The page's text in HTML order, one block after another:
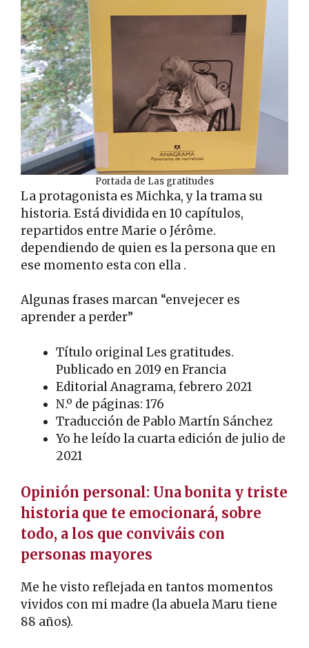
Portada de Las gratitudes
La protagonista es Michka, y la trama su
historia. Está dividida en 10 capítulos,
repartidos entre Marie o Jérôme.
dependiendo de quien es la persona que en
ese momento esta con ella .
Algunas frases marcan “envejecer es
aprender a perder”
Título original Les gratitudes.
Publicado en 2019 en Francia
Editorial Anagrama, febrero 2021
N.º de páginas: 176
Traducción de Pablo Martín Sánchez
Yo he leído la cuarta edición de julio de
2021
Opinión personal: Una bonita y triste
historia que te emocionará, sobre
todo, a los que conviváis con
personas mayores
Me he visto reflejada en tantos momentos
vividos con mi madre (la abuela Maru tiene
88 años).